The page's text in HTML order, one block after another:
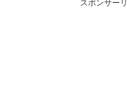
スポンサー